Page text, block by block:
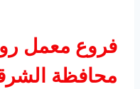
فروع معمل
محافظة